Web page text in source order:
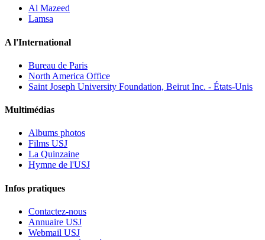
Al Mazeed
Lamsa
A l'International
Bureau de Paris
North America Office
Saint Joseph University Foundation, Beirut Inc. - États-Unis
Multimédias
Albums photos
Films USJ
La Quinzaine
Hymne de l'USJ
Infos pratiques
Contactez-nous
Annuaire USJ
Webmail USJ